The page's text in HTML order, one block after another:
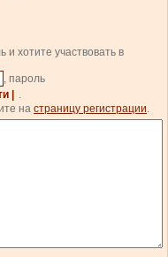
хотите участвовать в
, пароль
|
.
на страницу регистрации.